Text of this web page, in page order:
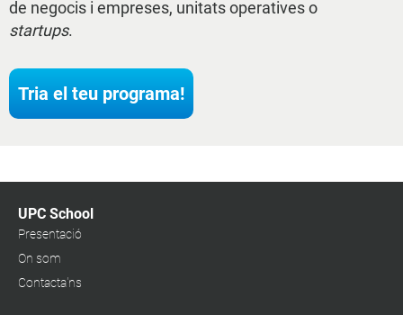
de negocis i empreses, unitats operatives o
startups.
Tria el teu programa!
UPC School
Presentació
On som
Contacta'ns